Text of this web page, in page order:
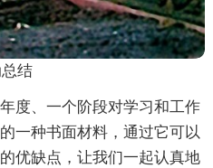
结
度、一个阶段对学习和工作
一种书面材料，通过它可以
优缺点，让我们一起认真地